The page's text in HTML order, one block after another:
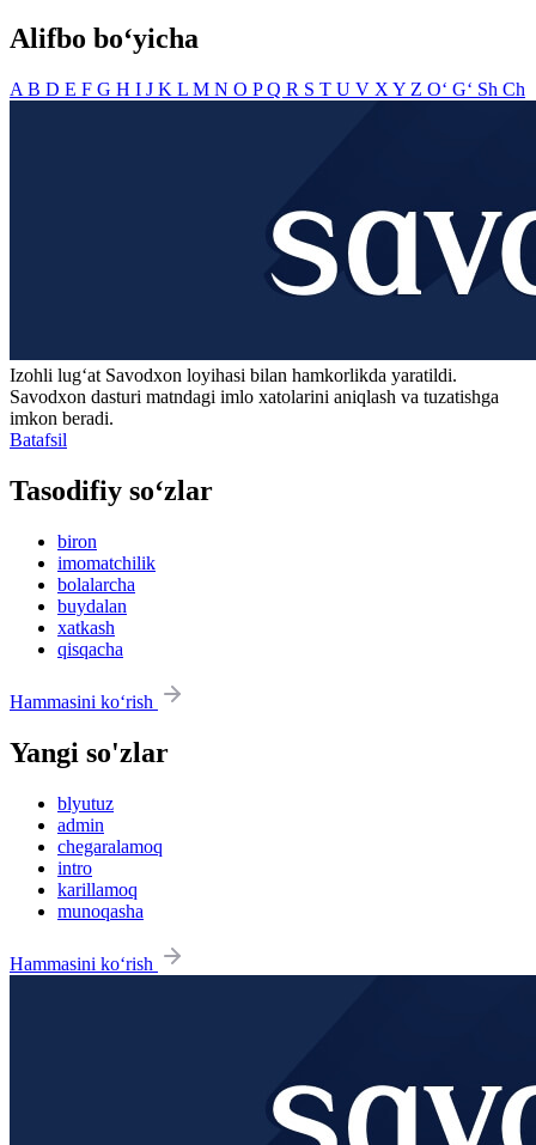
Alifbo bo‘yicha
A B D E F G H I J K L M N O PQ R S T U V X Y Z O‘ G‘ Sh Ch
Izohli lugʻat Savodxon loyihasi bilan hamkorlikda yaratildi.
Savodxon dasturi matndagi imlo xatolarini aniqlash va tuzatishga
imkon beradi.
Batafsil
Tasodifiy so‘zlar
biron
imomatchilik
bolalarcha
buydalan
xatkash
qisqacha
Hammasini ko‘rish
Yangi so'zlar
blyutuz
admin
chegaralamoq
intro
karillamoq
munoqasha
Hammasini ko‘rish